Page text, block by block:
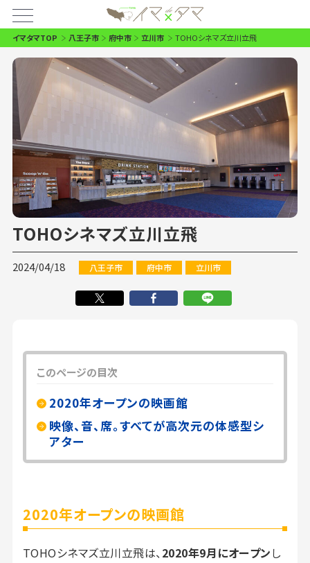
イマタマTOP 八王子市 府中市 立川市 TOHOシネマズ立川立飛
TOHOシネマズ立川立飛
2024/04/18 八王子市 府中市 立川市
このページの目次
2020年オープンの映画館
映像、音、席。すべてが高次元の体感型シ
アター
2020年オープンの映画館
TOHOシネマズ立川立飛は、2020年9月にオープンし